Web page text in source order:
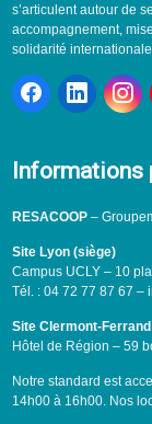
s’articulent autour de
accompagnement,
solidarité internationale.
Informations
RESACOOP–
Site Lyon (siège)
Campus UCLY – 10
Tél. : 04 72 77 87 67 –
Site Clermont-Ferrand
Hôtel de Région – 59
Notre standard est
14h00 à 16h00. Nos